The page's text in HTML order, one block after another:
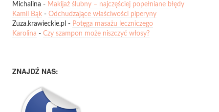
Michalina - Makijaż ślubny – najczęściej popełniane błędy
Kamil Bąk - Odchudzające właściwości piperyny
Zuza.krawieckie.pl - Potęga masażu leczniczego
Karolina - Czy szampon może niszczyć włosy?
ZNAJDŹ NAS: